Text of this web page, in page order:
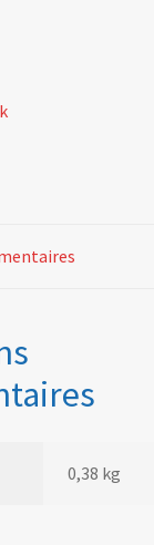
0,38 kg